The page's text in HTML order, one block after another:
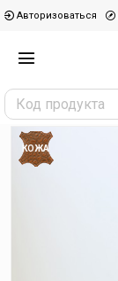
Авторизоваться
КОЖА